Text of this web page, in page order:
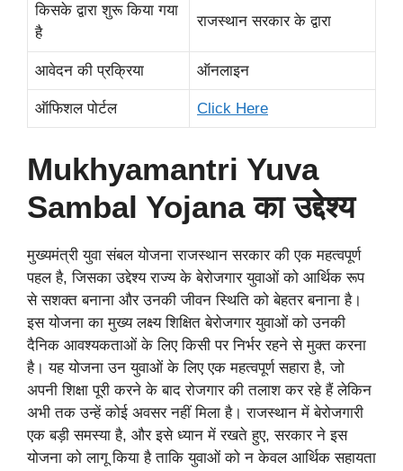
किसके द्वारा शुरू किया गया
है
राजस्थान सरकार के द्वारा
आवेदन की प्रक्रिया ऑनलाइन
ऑफिशल पोर्टल Click Here
Mukhyamantri Yuva
Sambal Yojana का उद्देश्य
मुख्यमंत्री युवा संबल योजना राजस्थान सरकार की एक महत्वपूर्ण
पहल है, जिसका उद्देश्य राज्य के बेरोजगार युवाओं को आर्थिक रूप
से सशक्त बनाना और उनकी जीवन स्थिति को बेहतर बनाना है।
इस योजना का मुख्य लक्ष्य शिक्षित बेरोजगार युवाओं को उनकी
दैनिक आवश्यकताओं के लिए किसी पर निर्भर रहने से मुक्त करना
है। यह योजना उन युवाओं के लिए एक महत्वपूर्ण सहारा है, जो
अपनी शिक्षा पूरी करने के बाद रोजगार की तलाश कर रहे हैं लेकिन
अभी तक उन्हें कोई अवसर नहीं मिला है। राजस्थान में बेरोजगारी
एक बड़ी समस्या है, और इसे ध्यान में रखते हुए, सरकार ने इस
योजना को लागू किया है ताकि युवाओं को न केवल आर्थिक सहायता